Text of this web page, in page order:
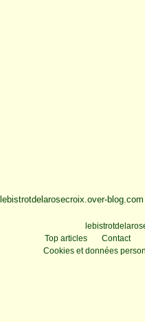
lebistrotdelarosecroix.over-blog.com
Top articles
Contact
Cookies et données